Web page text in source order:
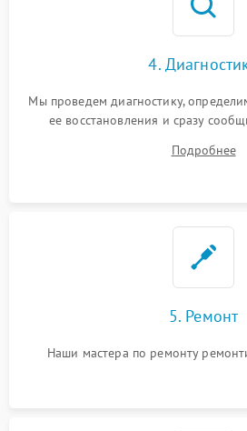
4.
Мы проведем диагностику,
ее восстановления и сразу
Подробнее
5. Ремонт
Наши мастера по ремонту